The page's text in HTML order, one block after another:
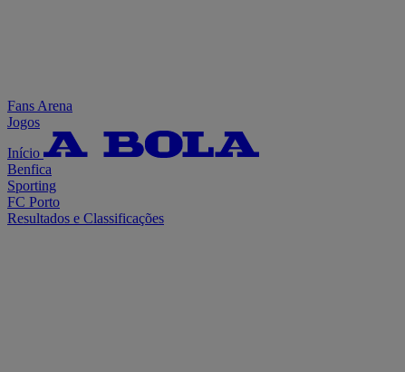
Fans Arena
Jogos
Início
Benfica
Sporting
FC Porto
Resultados e Classificações